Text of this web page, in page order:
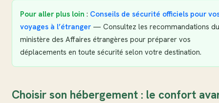
Pour aller plus loin : Conseils de sécurité officiels pour
voyages à l’étranger — Consultez les recommandations du
ministère des Affaires étrangères pour préparer vos
déplacements en toute sécurité selon votre destination.
Choisir son hébergement : le confort